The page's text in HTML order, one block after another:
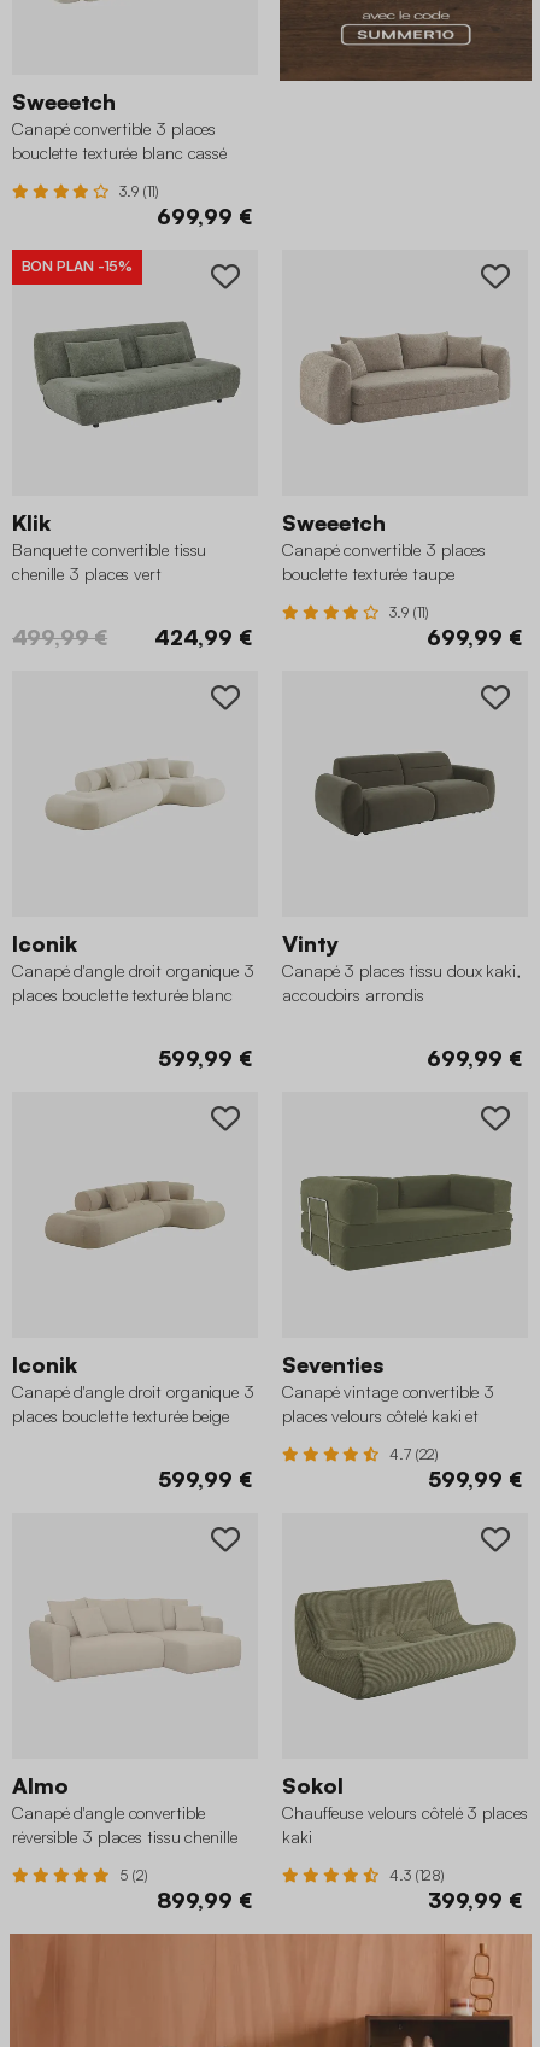
Sweeetch
Canapé convertible 3 places
bouclette texturée blanc cassé
3.9 (11)
699,99 €
BON PLAN -15%
Klik
Banquette convertible tissu
chenille 3 places vert
499,99 € 424,99 €
Sweeetch
Canapé convertible 3 places
bouclette texturée taupe
3.9 (11)
699,99 €
Iconik
Canapé d'angle droit organique 3
places bouclette texturée blanc
599,99 €
Vinty
Canapé 3 places tissu doux kaki,
accoudoirs arrondis
699,99 €
Iconik
Canapé d'angle droit organique 3
places bouclette texturée beige
599,99 €
Seventies
Canapé vintage convertible 3
places velours côtelé kaki et
4.7 (22)
599,99 €
Almo
Canapé d'angle convertible
réversible 3 places tissu chenille
5 (2)
899,99 €
Sokol
Chauffeuse velours côtelé 3 places
kaki
4.3 (128)
399,99 €